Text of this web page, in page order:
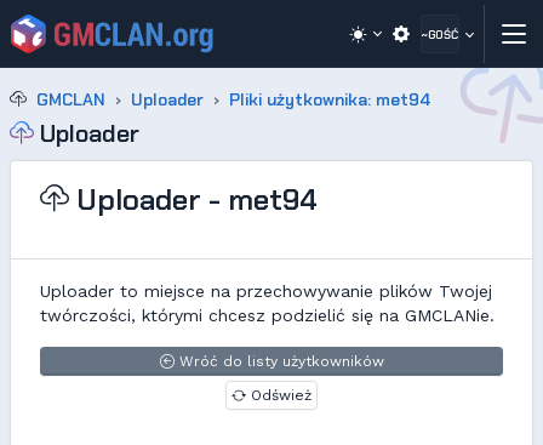
~GOŚĆ
GMCLAN Uploader Pliki użytkownika: met94
Uploader
Uploader - met94
Uploader to miejsce na przechowywanie plików Twojej
twórczości, którymi chcesz podzielić się na GMCLANie.
Wróć do listy użytkowników
Odśwież